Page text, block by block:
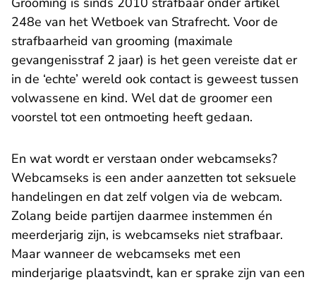
248e van het Wetboek van Strafrecht. Voor de
strafbaarheid van grooming (maximale
gevangenisstraf 2 jaar) is het geen vereiste dat er
in de ‘echte’ wereld ook contact is geweest tussen
volwassene en kind. Wel dat de groomer een
voorstel tot een ontmoeting heeft gedaan.
En wat wordt er verstaan onder webcamseks?
Webcamseks is een ander aanzetten tot seksuele
handelingen en dat zelf volgen via de webcam.
Zolang beide partijen daarmee instemmen én
meerderjarig zijn, is webcamseks niet strafbaar.
Maar wanneer de webcamseks met een
minderjarige plaatsvindt, kan er sprake zijn van een